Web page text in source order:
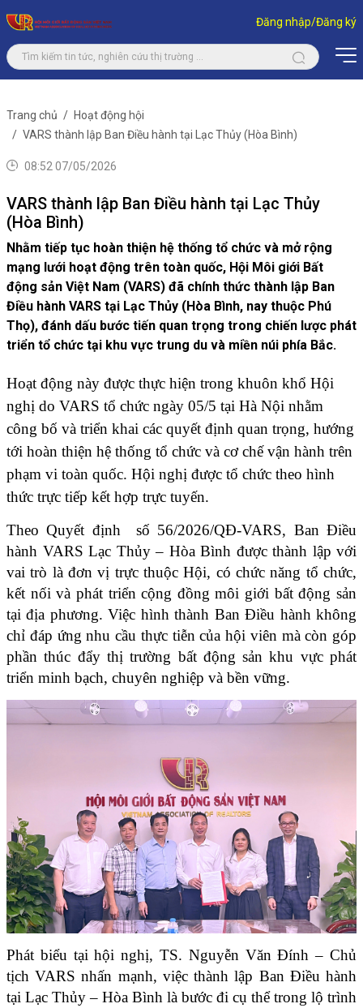
Đăng nhập/Đăng ký
Trang chủ
Hoạt động hội
VARS thành lập Ban Điều hành tại Lạc Thủy (Hòa Bình)
08:52 07/05/2026
VARS thành lập Ban Điều hành tại Lạc Thủy
(Hòa Bình)
Nhằm tiếp tục hoàn thiện hệ thống tổ chức và mở rộng
mạng lưới hoạt động trên toàn quốc, Hội Môi giới Bất
động sản Việt Nam (VARS) đã chính thức thành lập Ban
Điều hành VARS tại Lạc Thủy (Hòa Bình, nay thuộc Phú
Thọ), đánh dấu bước tiến quan trọng trong chiến lược phát
triển tổ chức tại khu vực trung du và miền núi phía Bắc.
Hoạt động này được thực hiện trong khuôn khổ Hội
nghị do VARS tổ chức ngày 05/5 tại Hà Nội nhằm
công bố và triển khai các quyết định quan trọng, hướng
tới hoàn thiện hệ thống tổ chức và cơ chế vận hành trên
phạm vi toàn quốc. Hội nghị được tổ chức theo hình
thức trực tiếp kết hợp trực tuyến.
Theo Quyết định  số 56/2026/QĐ-VARS, Ban Điều
hành VARS Lạc Thủy – Hòa Bình được thành lập với
vai trò là đơn vị trực thuộc Hội, có chức năng tổ chức,
kết nối và phát triển cộng đồng môi giới bất động sản
tại địa phương. Việc hình thành Ban Điều hành không
chỉ đáp ứng nhu cầu thực tiễn của hội viên mà còn góp
phần thúc đẩy thị trường bất động sản khu vực phát
triển minh bạch, chuyên nghiệp và bền vững.
Phát biểu tại hội nghị, TS. Nguyễn Văn Đính – Chủ
tịch VARS nhấn mạnh, việc thành lập Ban Điều hành
tại Lạc Thủy – Hòa Bình là bước đi cụ thể trong lộ trình